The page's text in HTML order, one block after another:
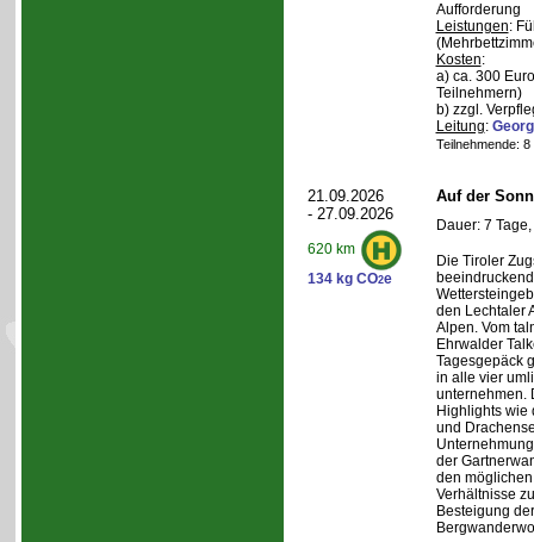
Aufforderung
Leistungen:
Kosten:
a) ca. 300
Teilnehmern)
b) zzgl.
Leitung:
Teilnehmende:
21.09.2026
- 27.09.2026
620 km
134 kg CO2e
Auf der
Dauer: 7
Die Tiroler
den Lechtaler
Alpen. Vom
Ehrwalder
Tagesgepäck
in alle vier
unternehmen.
Highlights wie
und
der
den
Verhältnisse
Besteigung